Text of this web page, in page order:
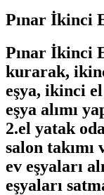
Pınar İkinci
Pınar İkinci
kurarak,
eşya, ikinci
eşya alımı
2.el yatak
salon
ev eşyaları
eşyaları